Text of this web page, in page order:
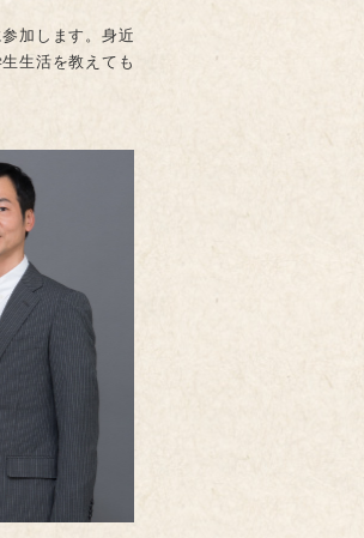
加します。身近
生活を教えても